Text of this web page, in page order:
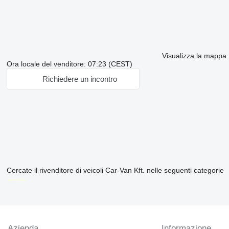
Visualizza la mappa
Ora locale del venditore: 07:23 (CEST)
Richiedere un incontro
Cercate il rivenditore di veicoli Car-Van Kft. nelle seguenti categorie
disallow-in-dsa